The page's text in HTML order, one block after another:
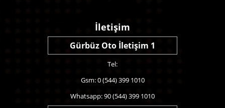
İletişim
Gürbüz Oto İletişim 1
Tel:
Gsm: 0 (544) 399 1010
Whatsapp: 90 (544) 399 1010